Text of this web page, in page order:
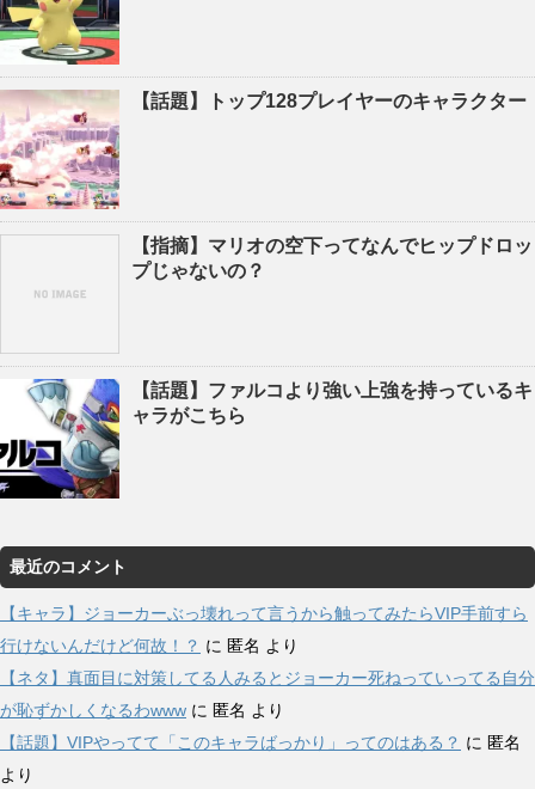
【話題】トップ128プレイヤーのキャラクター
【指摘】マリオの空下ってなんでヒップドロッ
プじゃないの？
【話題】ファルコより強い上強を持っているキ
ャラがこちら
最近のコメント
【キャラ】ジョーカーぶっ壊れって言うから触ってみたらVIP手前すら
行けないんだけど何故！？ に 匿名 より
【ネタ】真面目に対策してる人みるとジョーカー死ねっていってる自分
が恥ずかしくなるわwww に 匿名 より
【話題】VIPやってて「このキャラばっかり」ってのはある？ に 匿名
より